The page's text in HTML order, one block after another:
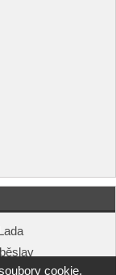
cookie.